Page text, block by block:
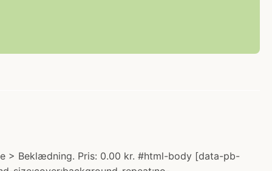
> Beklædning. Pris: 0.00 kr. #html-body [data-pb-